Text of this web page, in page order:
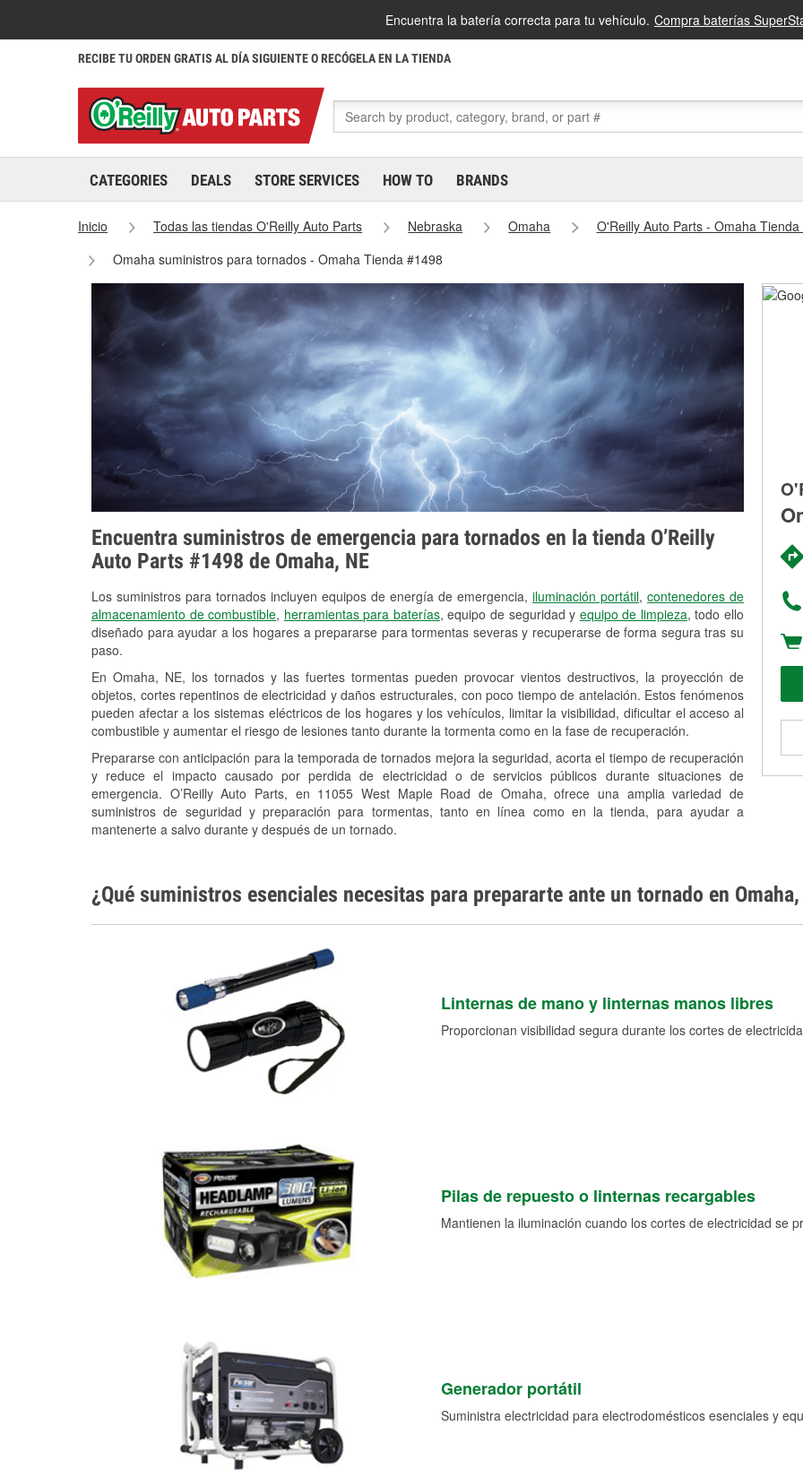
Encuentra la batería correcta para tu vehículo. Compra baterías
RECIBE TU ORDEN GRATIS AL DÍA SIGUIENTE O RECÓGELA EN LA TIENDA
CATEGORIES DEALS STORE SERVICES HOW TO BRANDS
Inicio Todas las tiendas O'Reilly Auto Parts Nebraska Omaha
O'Reilly Auto Parts - Omaha Tienda
Omaha suministros para tornados - Omaha Tienda #1498
Encuentra suministros de emergencia para tornados en la tienda O’Reilly
Auto Parts #1498 de Omaha, NE
Los suministros para tornados incluyen equipos de energía de emergencia, iluminación portátil, contenedores de
almacenamiento de combustible, herramientas para baterías, equipo de seguridad y equipo de limpieza, todo ello
diseñado para ayudar a los hogares a prepararse para tormentas severas y recuperarse de forma segura tras su
paso.
En Omaha, NE, los tornados y las fuertes tormentas pueden provocar vientos destructivos, la proyección de
objetos, cortes repentinos de electricidad y daños estructurales, con poco tiempo de antelación. Estos fenómenos
pueden afectar a los sistemas eléctricos de los hogares y los vehículos, limitar la visibilidad, dificultar el acceso al
combustible y aumentar el riesgo de lesiones tanto durante la tormenta como en la fase de recuperación.
Prepararse con anticipación para la temporada de tornados mejora la seguridad, acorta el tiempo de recuperación
y reduce el impacto causado por perdida de electricidad o de servicios públicos durante situaciones de
emergencia. O’Reilly Auto Parts, en 11055 West Maple Road de Omaha, ofrece una amplia variedad de
suministros de seguridad y preparación para tormentas, tanto en línea como en la tienda, para ayudar a
mantenerte a salvo durante y después de un tornado.
¿Qué suministros esenciales necesitas para prepararte ante un tornado en Omaha,
Linternas de mano y linternas manos libres
Proporcionan visibilidad segura durante los cortes de
Pilas de repuesto o linternas recargables
Mantienen la iluminación cuando los cortes de electricidad se
Generador portátil
Suministra electricidad para electrodomésticos esenciales y